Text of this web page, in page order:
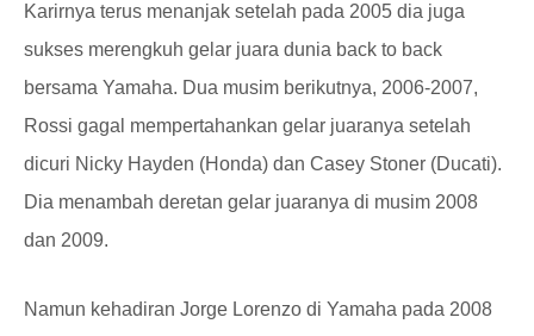
Karirnya terus menanjak setelah pada 2005 dia juga
sukses merengkuh gelar juara dunia back to back
bersama Yamaha. Dua musim berikutnya, 2006-2007,
Rossi gagal mempertahankan gelar juaranya setelah
dicuri Nicky Hayden (Honda) dan Casey Stoner (Ducati).
Dia menambah deretan gelar juaranya di musim 2008
dan 2009.
Namun kehadiran Jorge Lorenzo di Yamaha pada 2008